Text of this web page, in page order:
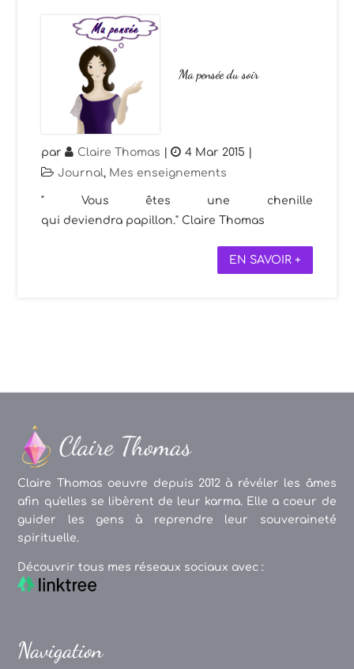
Ma pensée du soir
par Claire Thomas | 4 Mar 2015 |
Journal, Mes enseignements
" Vous êtes une chenille
qui deviendra papillon." Claire Thomas
EN SAVOIR +
Claire Thomas oeuvre depuis 2012 à révéler les âmes
afin qu'elles se libèrent de leur karma. Elle a coeur de
guider les gens à reprendre leur souveraineté
spirituelle.
Découvrir tous mes réseaux sociaux avec :
Navigation